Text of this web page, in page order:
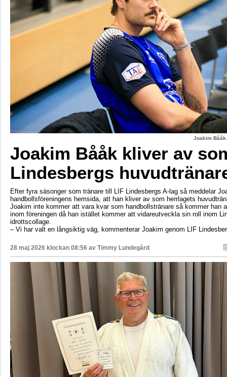
Joakim
Joakim Bååk kliver av
Lindesbergs
Efter fyra säsonger som tränare till LIF Lindesbergs A-lag så meddelar
handbollsföreningens hemsida, att han kliver av som herrlagets
Joakim inte kommer att vara kvar som handbollstränare så kommer han
inom föreningen då han istället kommer att vidareutveckla sin roll inom
idrottscollage.
– Vi har valt en långsiktig väg, kommenterar Joakim genom LIF
28 maj 2026 klockan 08:56 av Timmy Lundegård